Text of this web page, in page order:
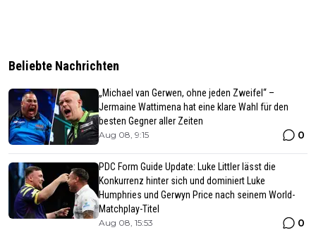
Beliebte Nachrichten
„Michael van Gerwen, ohne jeden Zweifel“ –
Jermaine Wattimena hat eine klare Wahl für den
besten Gegner aller Zeiten
Aug 08, 9:15 0
PDC Form Guide Update: Luke Littler lässt die
Konkurrenz hinter sich und dominiert Luke
Humphries und Gerwyn Price nach seinem World-
Matchplay-Titel
Aug 08, 15:53 0